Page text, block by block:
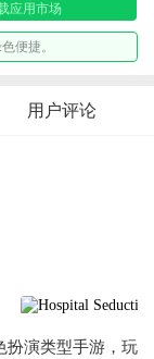
应用市场
便捷。
用户评论
扮演类型手游，玩